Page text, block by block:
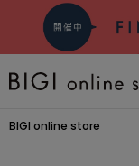
BRAND
BIGI online store